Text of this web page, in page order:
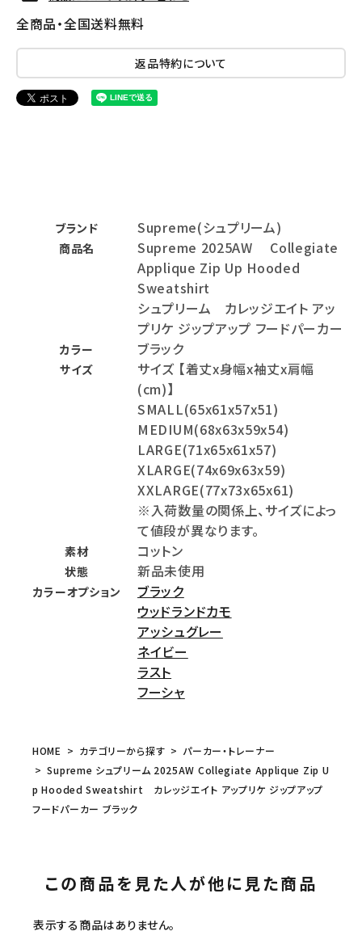
全商品・全国送料無料
返品特約について
ブランド Supreme(シュプリーム)
商品名
Supreme 2025AW Collegiate
Applique Zip Up Hooded
Sweatshirt
シュプリーム カレッジエイト アッ
プリケ ジップアップ フードパーカー
カラー ブラック
サイズ
サイズ 【着丈x身幅x袖丈x肩幅
(cm)】
SMALL(65x61x57x51)
MEDIUM(68x63x59x54)
LARGE(71x65x61x57)
XLARGE(74x69x63x59)
XXLARGE(77x73x65x61)
※入荷数量の関係上、サイズによっ
て値段が異なります。
素材 コットン
状態 新品未使用
カラーオプション
ブラック
ウッドランドカモ
アッシュグレー
ネイビー
ラスト
フーシャ
HOME カテゴリーから探す
パーカー・トレーナー
Supreme シュプリーム 2025AW Collegiate Applique Zip U
p Hooded Sweatshirt カレッジエイト アップリケ ジップアップ
フードパーカー ブラック
この商品を見た人が他に見た商品
表示する商品はありません。